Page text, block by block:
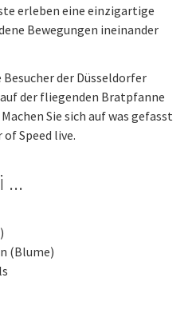
erleben eine einzigartige
Bewegungen ineinander
der Düsseldorfer
der fliegenden Bratpfanne
Sie sich auf was gefasst
Speed live.
...
(Blume)